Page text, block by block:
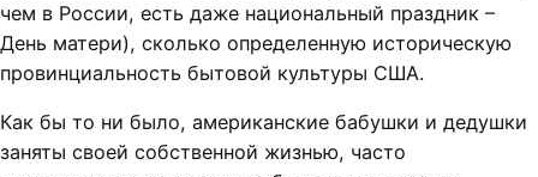
чем в России, есть даже национальный праздник –
День матери), сколько определенную историческую
провинциальность бытовой культуры США.
Как бы то ни было, американские бабушки и дедушки
заняты своей собственной жизнью, часто